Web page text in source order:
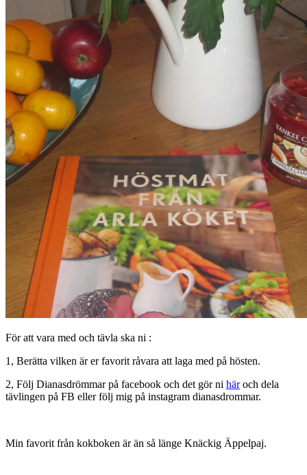
För att vara med och tävla ska ni :
1, Berätta vilken är er favorit råvara att laga med på hösten.
2, Följ Dianasdrömmar på facebook och det gör ni häroch dela
tävlingen på FB eller följ mig på instagram dianasdrommar.
Min favorit från kokboken är än så länge Knäckig Äppelpaj.